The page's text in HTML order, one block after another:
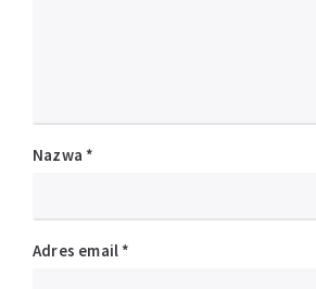
Nazwa *
Adres email *